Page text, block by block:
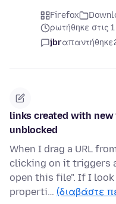
Firefox
ρωτήθηκε στις
jbrαπαντήθηκε
links created with
unblocked
When I drag a URL
clicking on it triggers
open this file". If I
properti… (διαβάστε